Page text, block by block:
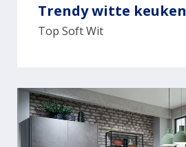
Trendy witte keuken
Top Soft Wit